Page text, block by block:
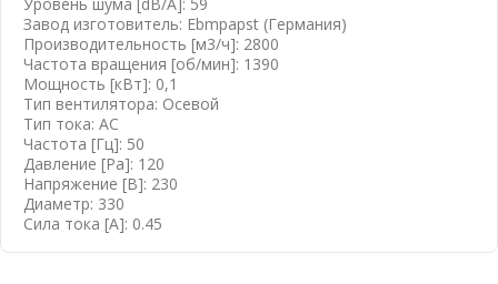
Завод изготовитель: Ebmpapst (Германия)
Производительность [м3/ч]: 2800
Частота вращения [об/мин]: 1390
Мощность [кВт]: 0,1
Тип вентилятора: Осевой
Тип тока: AC
Частота [Гц]: 50
Давление [Pa]: 120
Напряжение [B]: 230
Диаметр: 330
Сила тока [А]: 0.45